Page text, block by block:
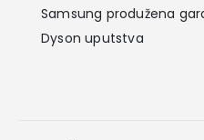
Samsung produžena
Dyson uputstva